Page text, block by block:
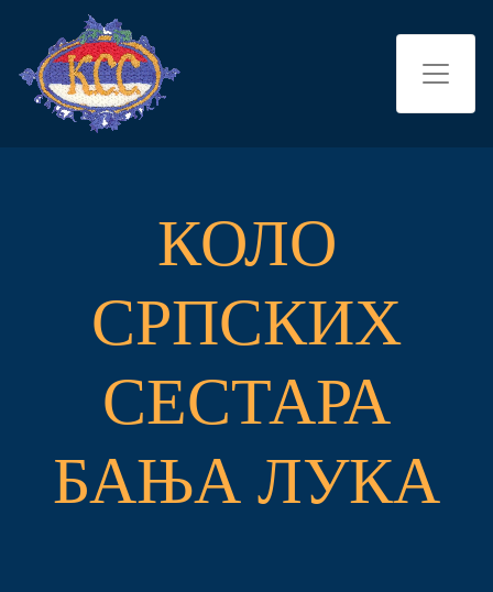
КОЛО
СРПСКИХ
СЕСТАРА
БАЊА ЛУКА